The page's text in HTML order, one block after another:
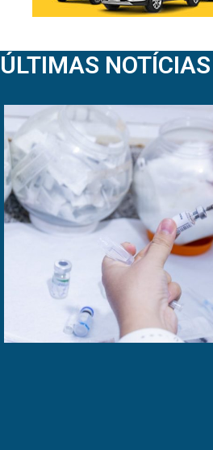
ÚLTIMAS NOTÍCIAS